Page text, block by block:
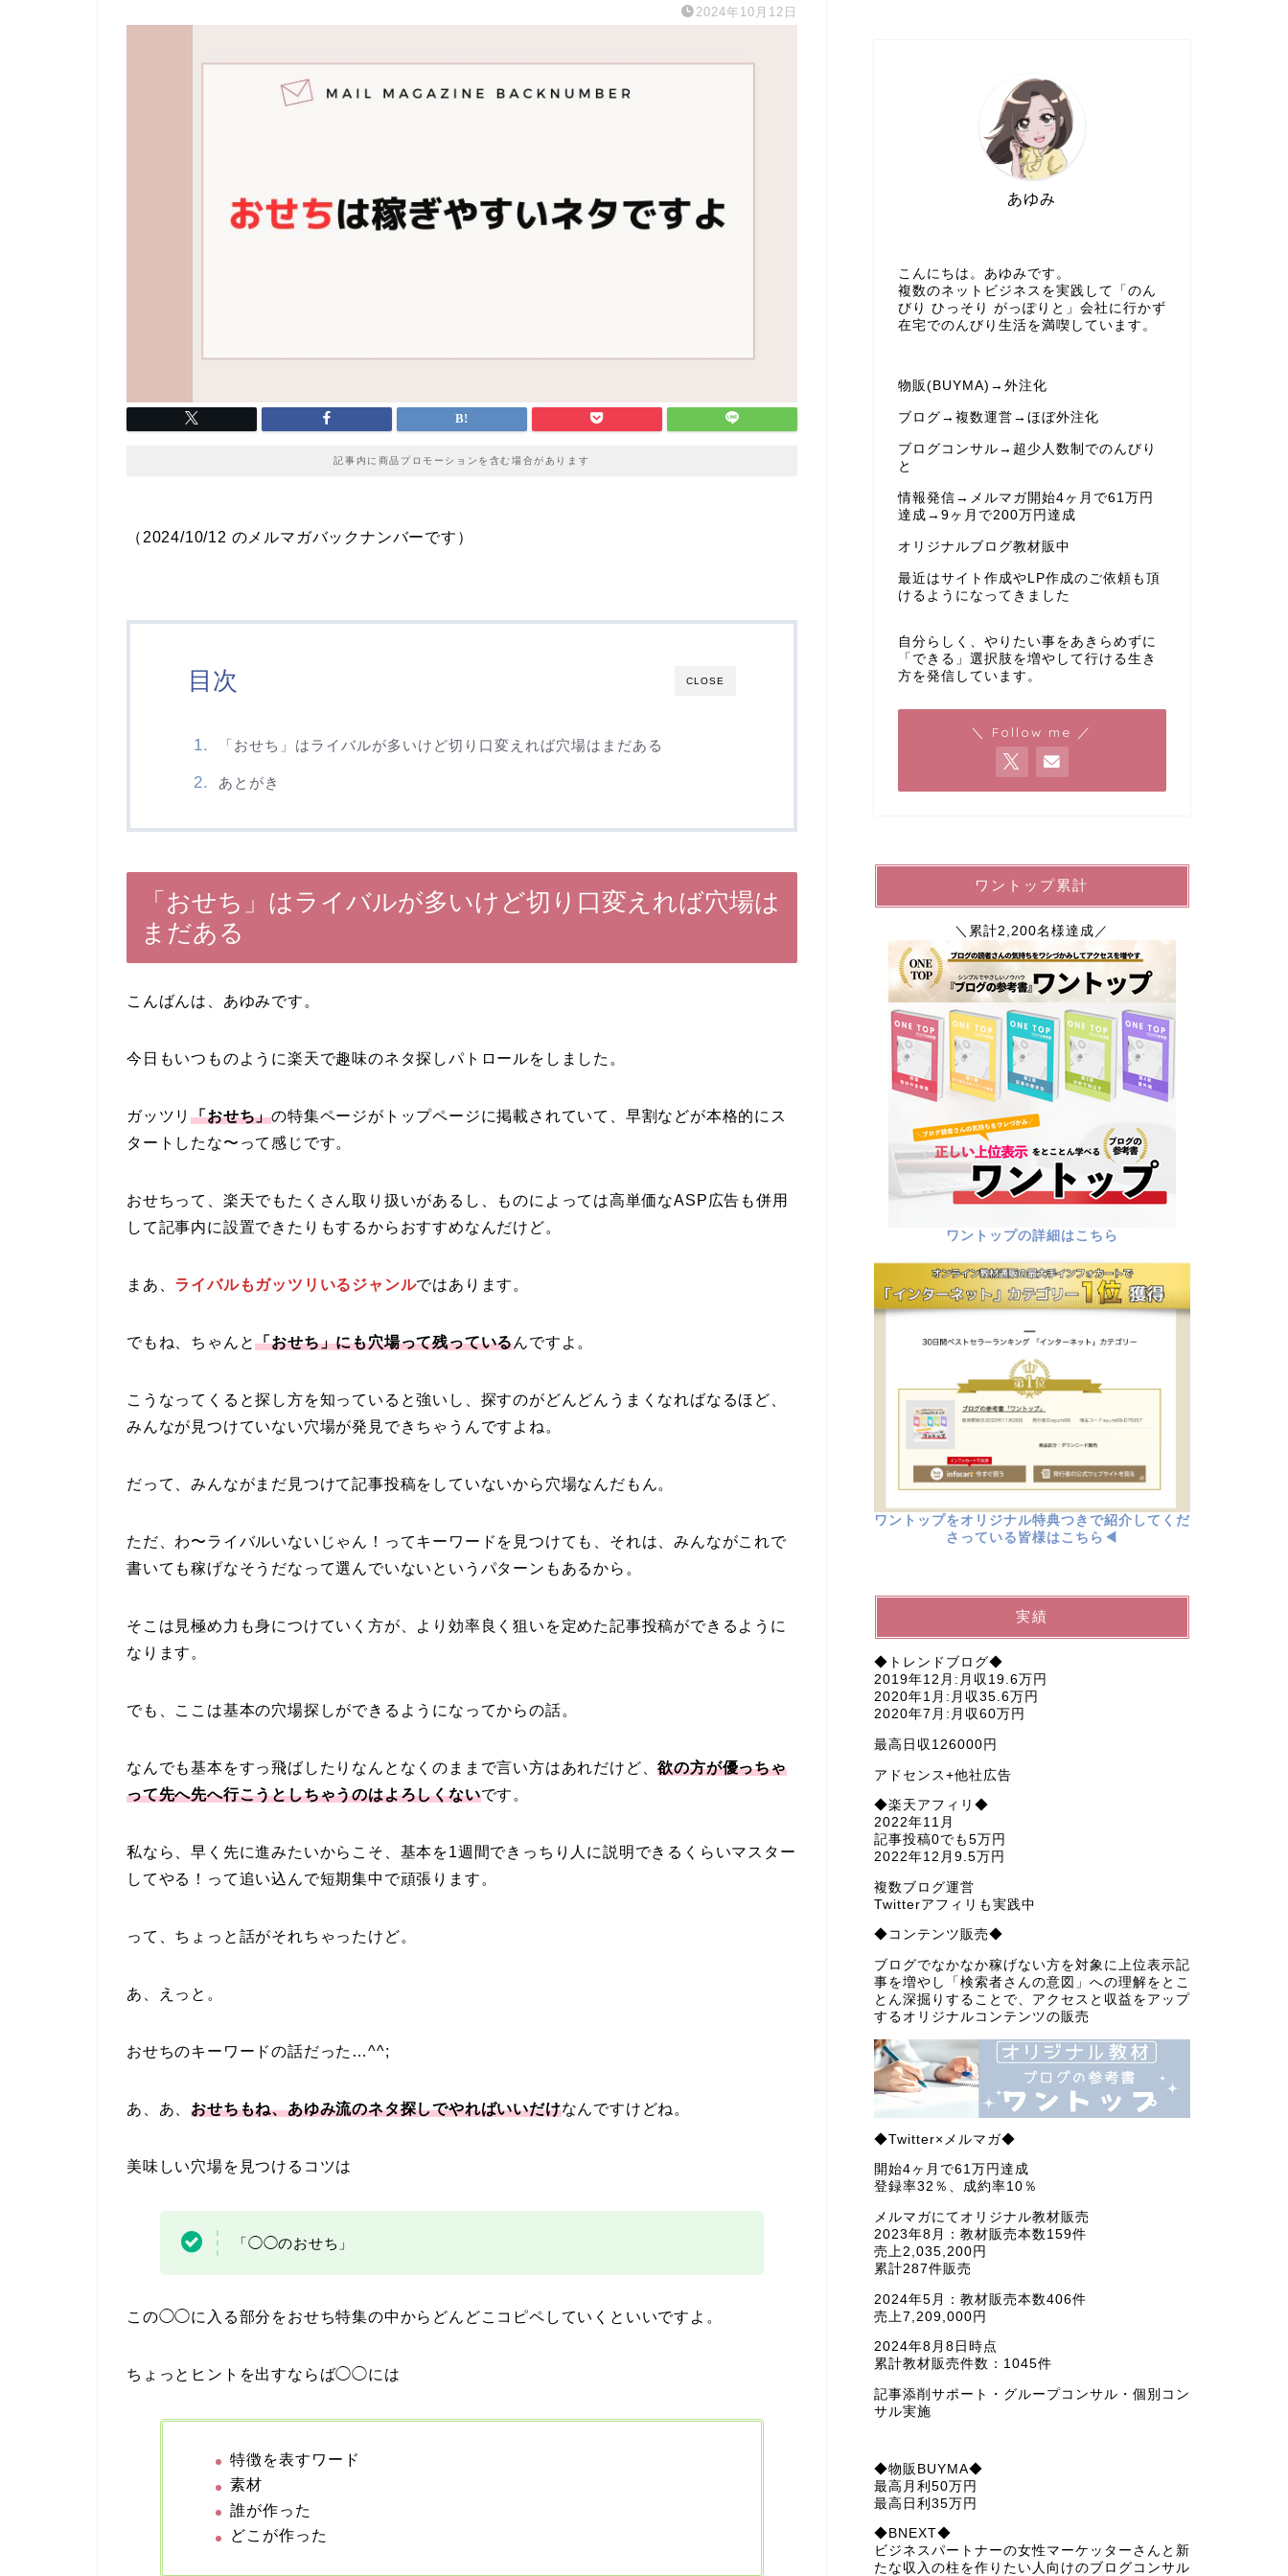
2024年10月12日
記事内に商品プロモーションを含む場合があります
（2024/10/12 のメルマガバックナンバーです）
CLOSE
目次
「おせち」はライバルが多いけど切り口変えれば穴場はまだある
あとがき
「おせち」はライバルが多いけど切り口変えれば穴場は
まだある
こんばんは、あゆみです。
今日もいつものように楽天で趣味のネタ探しパトロールをしました。
ガッツリ「おせち」の特集ページがトップページに掲載されていて、早割などが本格的にス
タートしたな〜って感じです。
おせちって、楽天でもたくさん取り扱いがあるし、ものによっては高単価なASP広告も併用
して記事内に設置できたりもするからおすすめなんだけど。
まあ、 ライバルもガッツリいるジャンルではあります。
でもね、ちゃんと「おせち」にも穴場って残っているんですよ。
こうなってくると探し方を知っていると強いし、探すのがどんどんうまくなればなるほど、
みんなが見つけていない穴場が発見できちゃうんですよね。
だって、みんながまだ見つけて記事投稿をしていないから穴場なんだもん。
ただ、わ〜ライバルいないじゃん！ってキーワードを見つけても、それは、みんながこれで
書いても稼げなそうだなって選んでいないというパターンもあるから。
そこは見極め力も身につけていく方が、より効率良く狙いを定めた記事投稿ができるように
なります。
でも、ここは基本の穴場探しができるようになってからの話。
なんでも基本をすっ飛ばしたりなんとなくのままで言い方はあれだけど、欲の方が優っちゃ
って先へ先へ行こうとしちゃうのはよろしくないです。
私なら、早く先に進みたいからこそ、基本を1週間できっちり人に説明できるくらいマスター
してやる！って追い込んで短期集中で頑張ります。
って、ちょっと話がそれちゃったけど。
あ、えっと。
おせちのキーワードの話だった…^^;
あ、あ、おせちもね、あゆみ流のネタ探しでやればいいだけなんですけどね。
美味しい穴場を見つけるコツは
「◯◯のおせち」
この◯◯に入る部分をおせち特集の中からどんどこコピペしていくといいですよ。
ちょっとヒントを出すならば◯◯には
特徴を表すワード
素材
誰が作った
どこが作った
あゆみ
こんにちは。あゆみです。
複数のネットビジネスを実践して「のん
びり ひっそり がっぽりと」会社に行かず
在宅でのんびり生活を満喫しています。
物販(BUYMA)→外注化
ブログ→複数運営→ほぼ外注化
ブログコンサル→超少人数制でのんびり
と
情報発信→メルマガ開始4ヶ月で61万円
達成→9ヶ月で200万円達成
オリジナルブログ教材販中
最近はサイト作成やLP作成のご依頼も頂
けるようになってきました
自分らしく、やりたい事をあきらめずに
「できる」選択肢を増やして行ける生き
方を発信しています。
＼ Follow me ／
ワントップ累計
＼累計2,200名様達成／
ワントップの詳細はこちら
ワントップをオリジナル特典つきで紹介してくだ
さっている皆様はこちら◀︎
実績
◆トレンドブログ◆
2019年12月:月収19.6万円
2020年1月:月収35.6万円
2020年7月:月収60万円
最高日収126000円
アドセンス+他社広告
◆楽天アフィリ◆
2022年11月
記事投稿0でも5万円
2022年12月9.5万円
複数ブログ運営
Twitterアフィリも実践中
◆コンテンツ販売◆
ブログでなかなか稼げない方を対象に上位表示記
事を増やし「検索者さんの意図」への理解をとこ
とん深掘りすることで、アクセスと収益をアップ
するオリジナルコンテンツの販売
◆Twitter×メルマガ◆
開始4ヶ月で61万円達成
登録率32％、成約率10％
メルマガにてオリジナル教材販売
2023年8月：教材販売本数159件
売上2,035,200円
累計287件販売
2024年5月：教材販売本数406件
売上7,209,000円
2024年8月8日時点
累計教材販売件数：1045件
記事添削サポート・グループコンサル・個別コン
サル実施
◆物販BUYMA◆
最高月利50万円
最高日利35万円
◆BNEXT◆
ビジネスパートナーの女性マーケッターさんと新
たな収入の柱を作りたい人向けのブログコンサル